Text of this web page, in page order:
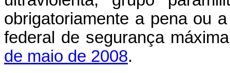
obrigatoriamente a pena ou
federal de segurança
de maio de 2008.